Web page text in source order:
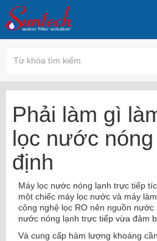
Phải làm gì
lọc nước
định
Máy lọc nước nóng lạnh trực tiếp
một chiếc máy lọc nước và máy
công nghệ lọc RO nên nguồn nước
nước nóng lạnh trực tiếp vừa đảm
Và cung cấp hàm lượng khoáng